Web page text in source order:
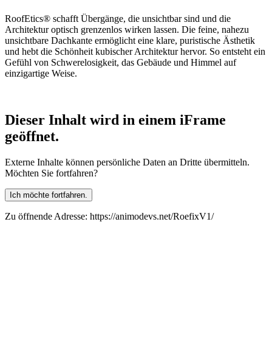
RoofEtics® schafft Übergänge, die unsichtbar sind und die
Architektur optisch grenzenlos wirken lassen. Die feine, nahezu
unsichtbare Dachkante ermöglicht eine klare, puristische Ästhetik
und hebt die Schönheit kubischer Architektur hervor. So entsteht ein
Gefühl von Schwerelosigkeit, das Gebäude und Himmel auf
einzigartige Weise.
Dieser Inhalt wird in einem iFrame
geöffnet.
Externe Inhalte können persönliche Daten an Dritte übermitteln.
Möchten Sie fortfahren?
Ich möchte fortfahren.
Zu öffnende Adresse: https://animodevs.net/RoefixV1/